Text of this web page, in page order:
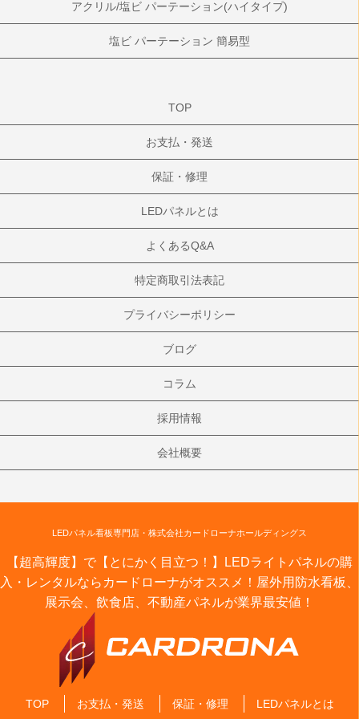
アクリル/塩ビ パーテーション(ハイタイプ)
塩ビ パーテーション 簡易型
TOP
お支払・発送
保証・修理
LEDパネルとは
よくあるQ&A
特定商取引法表記
プライバシーポリシー
ブログ
コラム
採用情報
会社概要
LEDパネル看板専門店・株式会社カードローナホールディングス
【超高輝度】で【とにかく目立つ！】LEDライトパネルの購
入・レンタルならカードローナがオススメ！屋外用防水看板、
展示会、飲食店、不動産パネルが業界最安値！
TOP お支払・発送 保証・修理 LEDパネルとは